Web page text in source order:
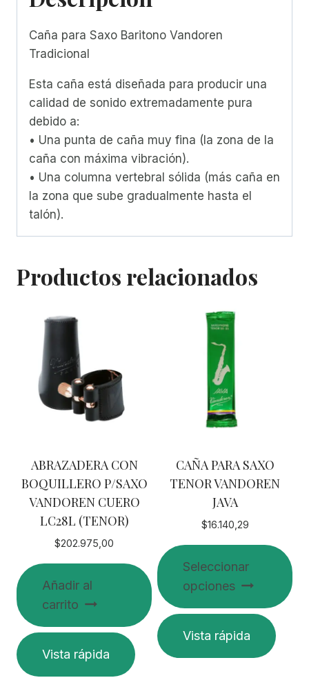
Caña para Saxo Baritono Vandoren
Tradicional
Esta caña está diseñada para producir una
calidad de sonido extremadamente pura
debido a:
• Una punta de caña muy fina (la zona de la
caña con máxima vibración).
• Una columna vertebral sólida (más caña en
la zona que sube gradualmente hasta el
talón).
Productos relacionados
ABRAZADERA CON
BOQUILLERO P/SAXO
VANDOREN CUERO
LC28L (TENOR)
$202.975,00
Añadir al
carrito
Vista rápida
CAÑA PARA SAXO
TENOR VANDOREN
JAVA
$16.140,29
Seleccionar
opciones
Este
producto
tiene
Vista rápida